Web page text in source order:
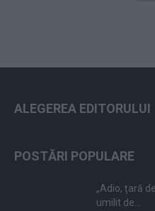
ALEGEREA EDITORULUI
POSTĂRI POPULARE
„Adio, țară
umilit de...